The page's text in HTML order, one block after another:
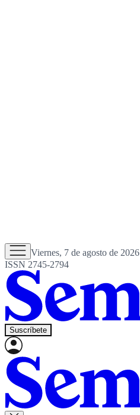
Viernes, 7 de agosto de 2026
ISSN 2745-2794
Suscríbete